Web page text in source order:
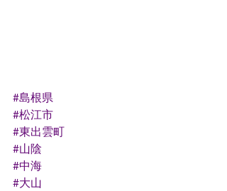
#島根県
#松江市
#東出雲町
#山陰
#中海
#大山